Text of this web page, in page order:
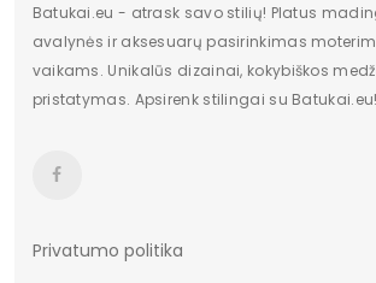
Batukai.eu - atrask savo stilių! Platus
avalynės ir aksesuarų pasirinkimas
vaikams. Unikalūs dizainai, kokybiškos
pristatymas. Apsirenk stilingai su Batukai.eu!
Privatumo politika